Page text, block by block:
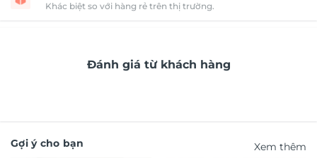
Khác biệt so với hàng rẻ trên thị trường.
Đánh giá từ khách hàng
Gợi ý cho bạn Xem thêm